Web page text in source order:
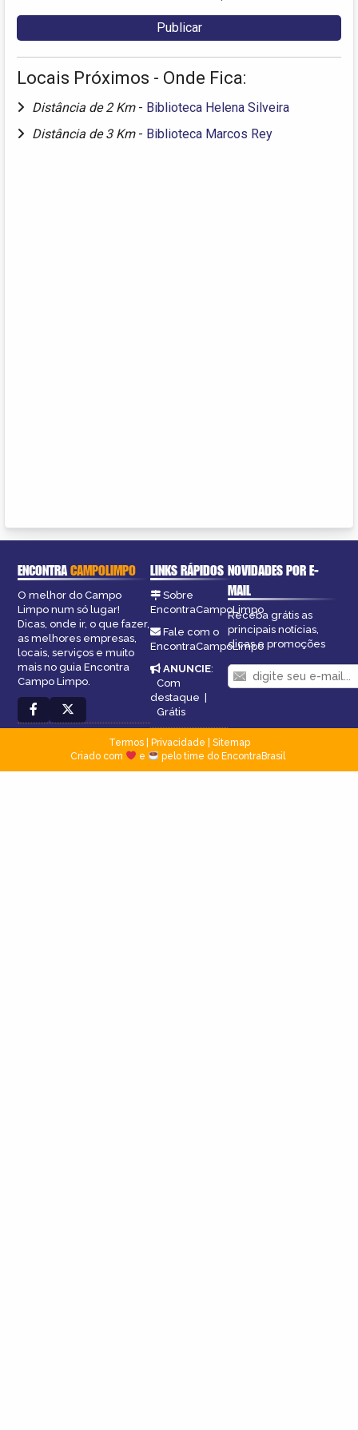
Locais Próximos - Onde Fica:
Distância de 2 Km - Biblioteca Helena Silveira
Distância de 3 Km - Biblioteca Marcos Rey
ENCONTRACAMPOLIMPO
O melhor do Campo
Limpo num só lugar!
Dicas, onde ir, o que fazer,
as melhores empresas,
locais, serviços e muito
mais no guia Encontra
Campo Limpo.
LINKS RÁPIDOS
Sobre
EncontraCampoLimpo
Fale com o
EncontraCampoLimpo
ANUNCIE:
Com
destaque |
Grátis
NOVIDADES POR E-
MAIL
Receba grátis as
principais notícias,
dicas e promoções
Termos| Privacidade
Sitemap
Criado com
e pelo time do EncontraBrasil